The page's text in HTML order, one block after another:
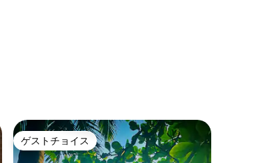
ゲストチョイス
ゲストチョイス